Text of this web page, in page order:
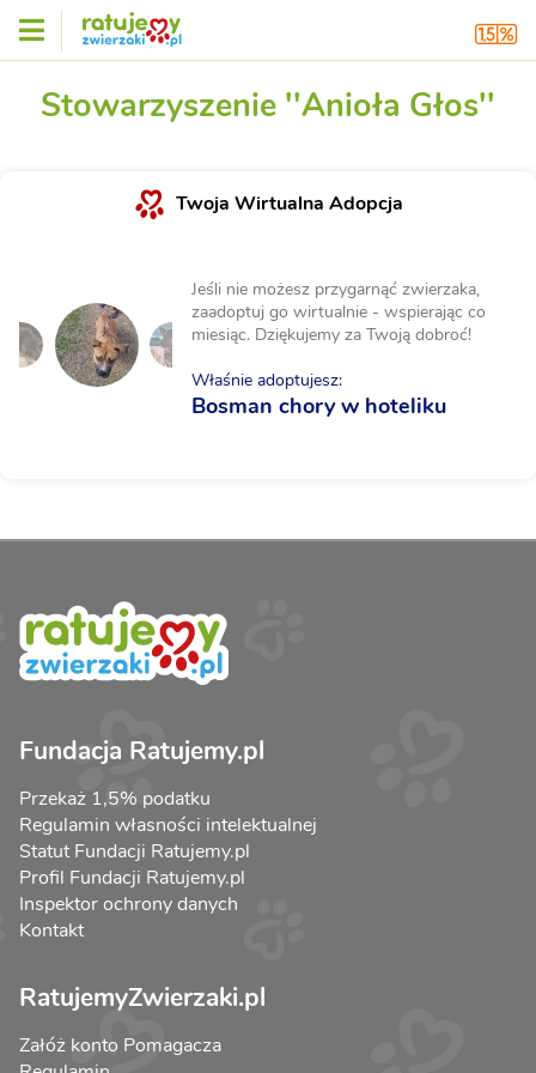
Stowarzyszenie ''Anioła Głos''
Twoja Wirtualna Adopcja
Jeśli nie możesz przygarnąć zwierzaka,
zaadoptuj go wirtualnie - wspierając co
miesiąc. Dziękujemy za Twoją dobroć!
Właśnie adoptujesz:
Bosman chory w hoteliku
Fundacja Ratujemy.pl
Przekaż 1,5% podatku
Regulamin własności intelektualnej
Statut Fundacji Ratujemy.pl
Profil Fundacji Ratujemy.pl
Inspektor ochrony danych
Kontakt
RatujemyZwierzaki.pl
Załóż konto Pomagacza